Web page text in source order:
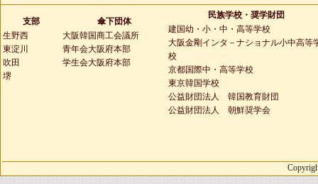
支部
生野西
東淀川
吹田
堺
傘下団体
大阪韓国商工会議所
青年会大阪府本部
学生会大阪府本部
民族学校・奨学財団
建国幼・小・中・高等学校
大阪金剛インタ－ナショナル小中高等
校
京都国際中・高等学校
東京韓国学校
公益財団法人 韓国教育財団
公益財団法人 朝鮮奨学会